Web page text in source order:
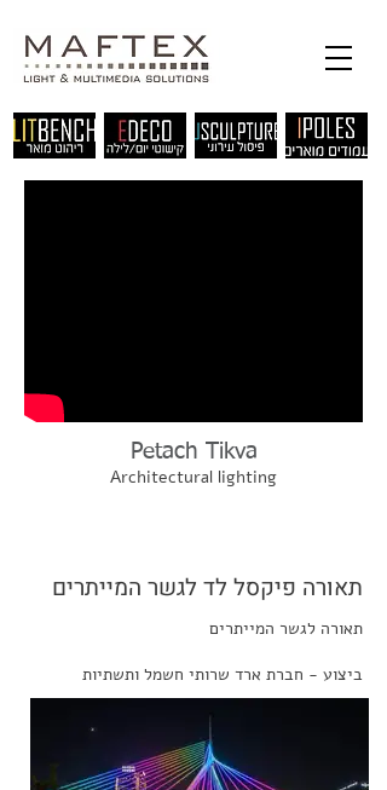
Petach Tikva
Architectural lighting
תאורה פיקסל לד לגשר המייתרים
תאורה לגשר המייתרים
ביצוע - חברת ארד שרותי חשמל ותשתיות